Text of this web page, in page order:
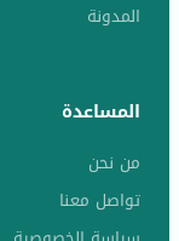
المدونة
المساعدة
من نحن
تواصل معنا